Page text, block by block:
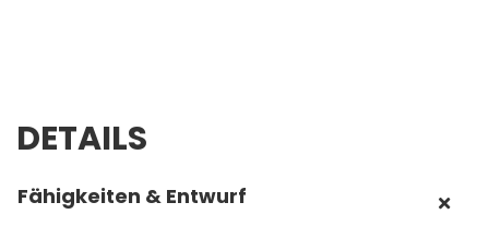
DETAILS
Fähigkeiten & Entwurf